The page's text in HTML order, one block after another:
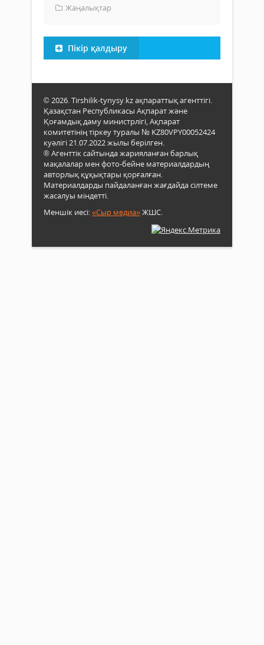
Жаңалықтар
Пікір қалдыру
© 2026. Tirshilik-tynysy.kz ақпараттық агенттігі.
Қазақстан Республикасы Ақпарат және
Қоғамдық даму министрлігі, Ақпарат
комитетінің тіркеу туралы № KZ80VPY00052424
куәлігі 21.07.2022 жылы берілген.
® Агенттік сайтында жарияланған барлық
мақалалар мен фото-бейне материалдардың
авторлық құқықтары қорғалған.
Материалдарды пайдаланған жағдайда сілтеме
жасалуы міндетті.
Меншік иесі:«Сыр медиа»ЖШС.